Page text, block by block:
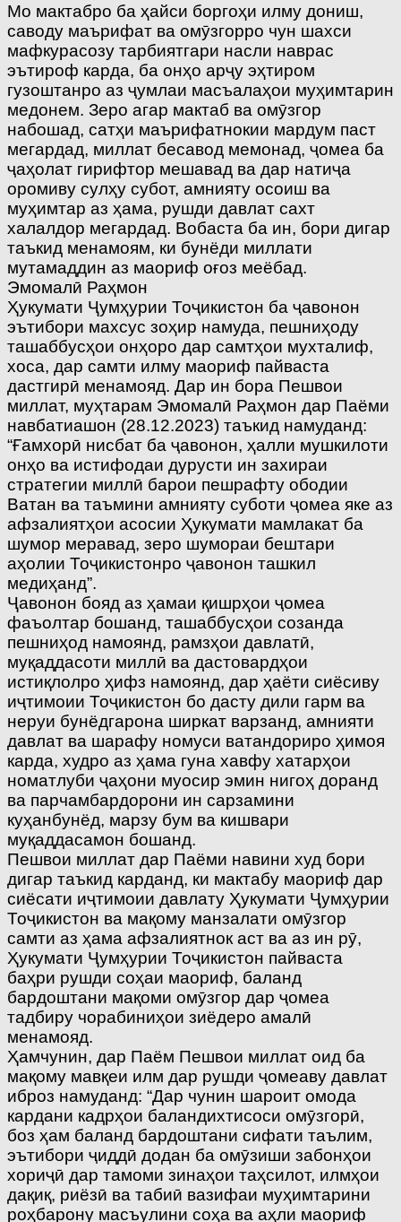
Мо мактабро ба ҳайси боргоҳи илму дониш,
саводу маърифат ва омӯзгорро чун шахси
мафкурасозу тарбиятгари насли наврас
эътироф карда, ба онҳо арҷу эҳтиром
гузоштанро аз ҷумлаи масъалаҳои муҳимтарин
медонем. Зеро агар мактаб ва омӯзгор
набошад, сатҳи маърифатнокии мардум паст
мегардад, миллат бесавод мемонад, ҷомеа ба
ҷаҳолат гирифтор мешавад ва дар натиҷа
оромиву сулҳу субот, амнияту осоиш ва
муҳимтар аз ҳама, рушди давлат сахт
халалдор мегардад. Вобаста ба ин, бори дигар
таъкид менамоям, ки бунёди миллати
мутамаддин аз маориф оғоз меёбад.
Эмомалӣ Раҳмон
Ҳукумати Ҷумҳурии Тоҷикистон ба ҷавонон
эътибори махсус зоҳир намуда, пешниҳоду
ташаббусҳои онҳоро дар самтҳои мухталиф,
хоса, дар самти илму маориф пайваста
дастгирӣ менамояд. Дар ин бора Пешвои
миллат, муҳтарам Эмомалӣ Раҳмон дар Паёми
навбатиашон (28.12.2023) таъкид намуданд:
“Ғамхорӣ нисбат ба ҷавонон, ҳалли мушкилоти
онҳо ва истифодаи дурусти ин захираи
стратегии миллӣ барои пешрафту ободии
Ватан ва таъмини амнияту суботи ҷомеа яке аз
афзалиятҳои асосии Ҳукумати мамлакат ба
шумор меравад, зеро шумораи бештари
аҳолии Тоҷикистонро ҷавонон ташкил
медиҳанд”.
Ҷавонон бояд аз ҳамаи қишрҳои ҷомеа
фаъолтар бошанд, ташаббусҳои созанда
пешниҳод намоянд, рамзҳои давлатӣ,
муқаддасоти миллӣ ва дастовардҳои
истиқлолро ҳифз намоянд, дар ҳаёти сиёсиву
иҷтимоии Тоҷикистон бо дасту дили гарм ва
неруи бунёдгарона ширкат варзанд, амнияти
давлат ва шарафу номуси ватандориро ҳимоя
карда, худро аз ҳама гуна хавфу хатарҳои
номатлуби ҷаҳони муосир эмин нигоҳ доранд
ва парчамбардорони ин сарзамини
куҳанбунёд, марзу бум ва кишвари
муқаддасамон бошанд.
Пешвои миллат дар Паёми навини худ бори
дигар таъкид карданд, ки мактабу маориф дар
сиёсати иҷтимоии давлату Ҳукумати Ҷумҳурии
Тоҷикистон ва мақому манзалати омӯзгор
самти аз ҳама афзалиятнок аст ва аз ин рӯ,
Ҳукумати Ҷумҳурии Тоҷикистон пайваста
баҳри рушди соҳаи маориф, баланд
бардоштани мақоми омӯзгор дар ҷомеа
тадбиру чорабиниҳои зиёдеро амалӣ
менамояд.
Ҳамчунин, дар Паём Пешвои миллат оид ба
мақому мавқеи илм дар рушди ҷомеаву давлат
иброз намуданд: “Дар чунин шароит омода
кардани кадрҳои баландихтисоси омӯзгорӣ,
боз ҳам баланд бардоштани сифати таълим,
эътибори ҷиддӣ додан ба омӯзиши забонҳои
хориҷӣ дар тамоми зинаҳои таҳсилот, илмҳои
дақиқ, риёзӣ ва табиӣ вазифаи муҳимтарини
роҳбарону масъулини соҳа ва аҳли маориф